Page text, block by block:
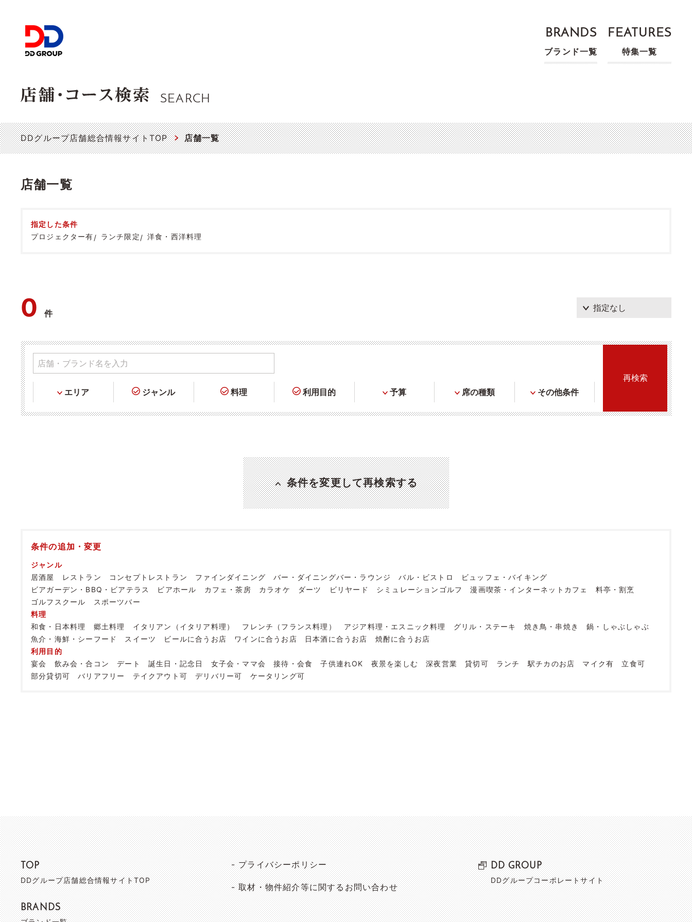
BRANDS
ブランド一覧
FEATURES
特集一覧
SEARCH
DDグループ店舗総合情報サイトTOP 店舗一覧
店舗一覧
指定した条件
プロジェクター有
ランチ限定 洋食・西洋料理
0件
エリア ジャンル 料理 利用目的 予算 席の種類 その他条件
条件を変更して再検索する
条件の追加・変更
ジャンル
居酒屋
レストラン コンセプトレストラン ファインダイニング バー・ダイニングバー・ラウンジ バル・ビストロ
ビュッフェ・バイキング
ビアガーデン・BBQ・ビアテラス
ビアホール カフェ・茶房 カラオケ ダーツ ビリヤード シミュレーションゴルフ 漫画喫茶・インターネットカフェ
料亭・割烹
ゴルフスクール
スポーツバー
料理
和食・日本料理
郷土料理 イタリアン（イタリア料理） フレンチ（フランス料理） アジア料理・エスニック料理 グリル・ステーキ 焼き鳥・串焼き
鍋・しゃぶしゃぶ
魚介・海鮮・シーフード
スイーツ ビールに合うお店 ワインに合うお店 日本酒に合うお店
焼酎に合うお店
利用目的
宴会
飲み会・合コン デート 誕生日・記念日 女子会・ママ会 接待・会食 子供連れOK 夜景を楽しむ 深夜営業 貸切可 ランチ 駅チカのお店 マイク有
立食可
部分貸切可
バリアフリー テイクアウト可 デリバリー可 ケータリング可
TOP
DDグループ店舗総合情報サイトTOP
BRANDS
プライバシーポリシー
取材・物件紹介等に関するお問い合わせ
DD GROUP
DDグループコーポレートサイト